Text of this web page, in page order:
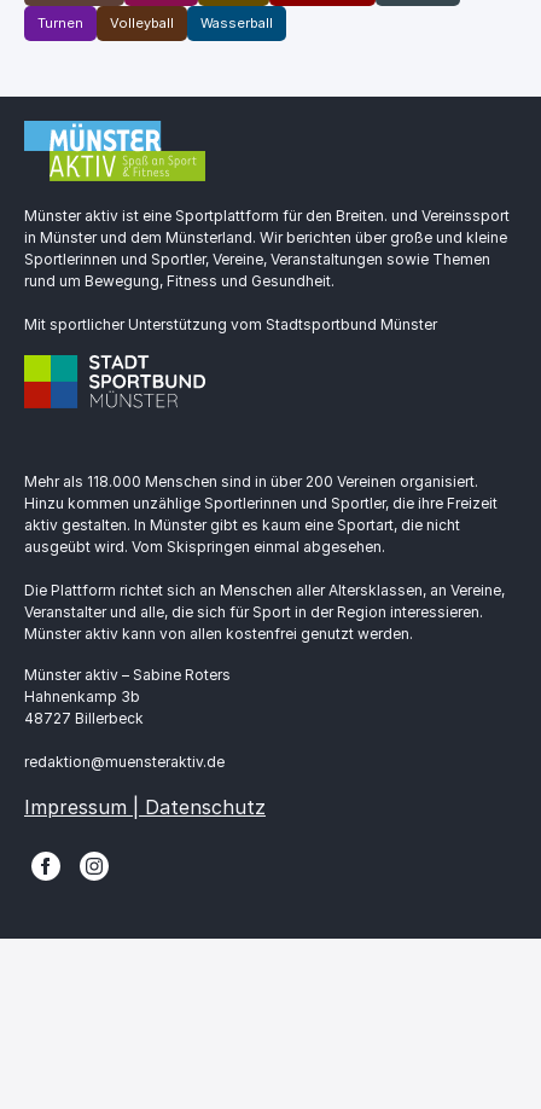
Turnen Volleyball Wasserball
Münster aktiv ist eine Sportplattform für den Breiten. und Vereinssport
in Münster und dem Münsterland. Wir berichten über große und kleine
Sportlerinnen und Sportler, Vereine, Veranstaltungen sowie Themen
rund um Bewegung, Fitness und Gesundheit.
Mit sportlicher Unterstützung vom Stadtsportbund Münster
Mehr als 118.000 Menschen sind in über 200 Vereinen organisiert.
Hinzu kommen unzählige Sportlerinnen und Sportler, die ihre Freizeit
aktiv gestalten. In Münster gibt es kaum eine Sportart, die nicht
ausgeübt wird. Vom Skispringen einmal abgesehen.
Die Plattform richtet sich an Menschen aller Altersklassen, an Vereine,
Veranstalter und alle, die sich für Sport in der Region interessieren.
Münster aktiv kann von allen kostenfrei genutzt werden.
Münster aktiv – Sabine Roters
Hahnenkamp 3b
48727 Billerbeck
redaktion@muensteraktiv.de
Impressum | Datenschutz